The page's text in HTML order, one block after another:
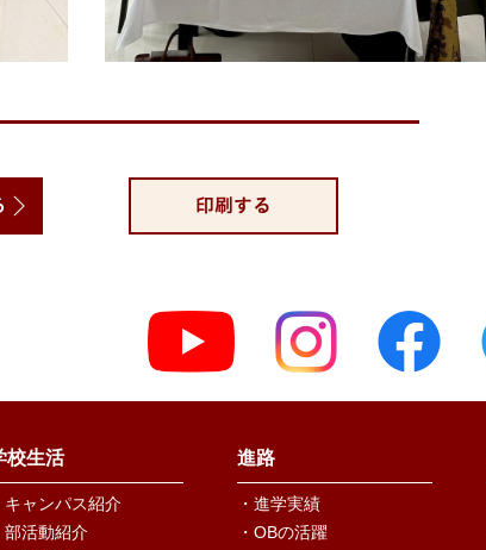
校生活
キャンパス紹介
部活動紹介
進路
・進学実績
・OBの活躍